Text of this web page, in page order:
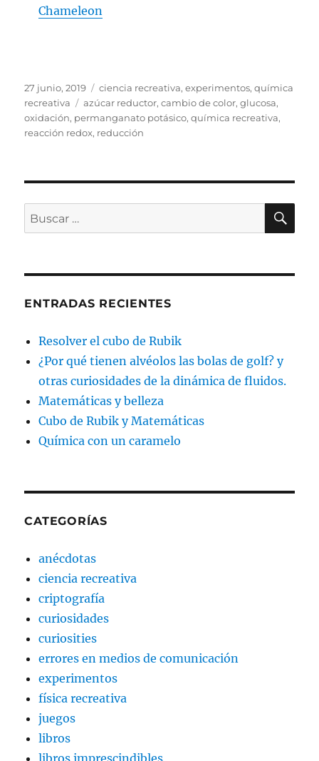
Chameleon
Publicado
el
27 junio, 2019 Categorías
ciencia recreativa,experimentos,química
recreativa
Etiquetas
azúcar reductor,cambio de color,glucosa,
oxidación, permanganato potásico,química recreativa,
reacción redox, reducción
Buscar
por:
ENTRADAS RECIENTES
Resolver el cubo de Rubik
¿Por qué tienen alvéolos las bolas de golf? y
otras curiosidades de la dinámica de fluidos.
Matemáticas y belleza
Cubo de Rubik y Matemáticas
Química con un caramelo
CATEGORÍAS
anécdotas
ciencia recreativa
criptografía
curiosidades
curiosities
errores en medios de comunicación
experimentos
física recreativa
juegos
libros